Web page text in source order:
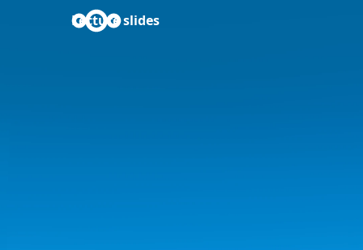
Lecture slides